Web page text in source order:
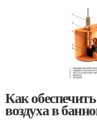
Как
воздуха в